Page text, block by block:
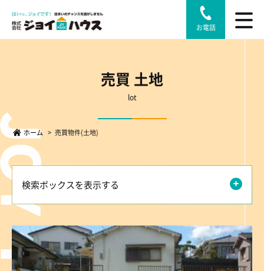
お電話
売買 土地
lot
ホーム > 売買物件(土地)
検索ボックスを表示する